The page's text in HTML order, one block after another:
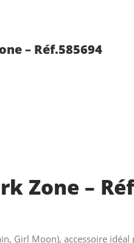
– Réf.585694
Zone –
Girl Moon), accessoire